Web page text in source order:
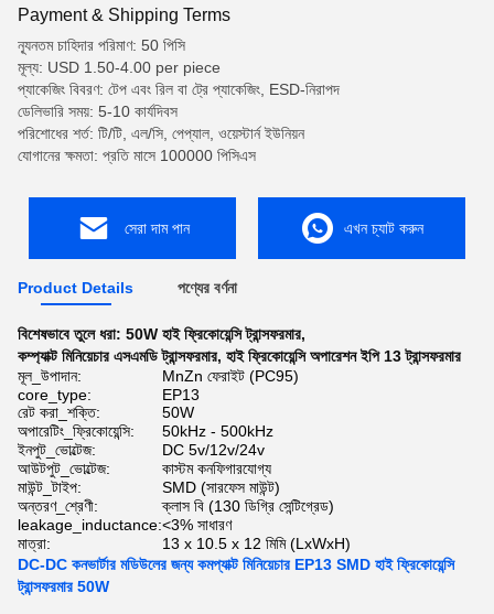
Payment & Shipping Terms
ন্যূনতম চাহিদার পরিমাণ: 50 পিসি
মূল্য: USD 1.50-4.00 per piece
প্যাকেজিং বিবরণ: টেপ এবং রিল বা ট্রে প্যাকেজিং, ESD-নিরাপদ
ডেলিভারি সময়: 5-10 কার্যদিবস
পরিশোধের শর্ত: টি/টি, এল/সি, পেপ্যাল, ওয়েস্টার্ন ইউনিয়ন
যোগানের ক্ষমতা: প্রতি মাসে 100000 পিসিএস
সেরা দাম পান এখন চ্যাট করুন
Product Details পণ্যের বর্ণনা
বিশেষভাবে তুলে ধরা: 50W হাই ফ্রিকোয়েন্সি ট্রান্সফরমার,
কম্প্যাক্ট মিনিয়েচার এসএমডি ট্রান্সফরমার, হাই ফ্রিকোয়েন্সি অপারেশন ইপি 13 ট্রান্সফরমার
মূল_উপাদান:
MnZn ফেরাইট (PC95)
core_type:
EP13
রেট করা_শক্তি:
50W
অপারেটিং_ফ্রিকোয়েন্সি:
50kHz - 500kHz
ইনপুট_ভোল্টেজ:
DC 5v/12v/24v
আউটপুট_ভোল্টেজ:
কাস্টম কনফিগারযোগ্য
মাউন্ট_টাইপ:
SMD (সারফেস মাউন্ট)
অন্তরণ_শ্রেণী:
ক্লাস বি (130 ডিগ্রি সেন্টিগ্রেড)
leakage_inductance:<3% সাধারণ
মাত্রা:
13 x 10.5 x 12 মিমি (LxWxH)
DC-DC কনভার্টার মডিউলের জন্য কমপ্যাক্ট মিনিয়েচার EP13 SMD হাই ফ্রিকোয়েন্সি
ট্রান্সফরমার 50W